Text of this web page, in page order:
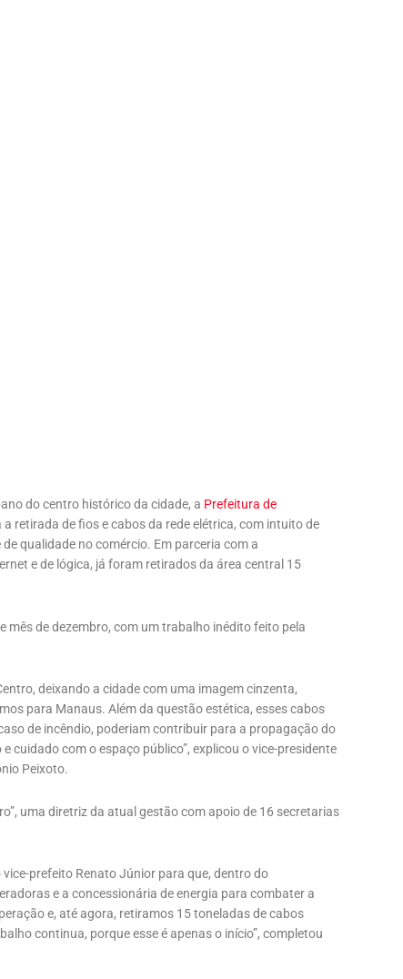
do centro histórico da cidade, a Prefeitura de
retirada de fios e cabos da rede elétrica, com intuito de
qualidade no comércio. Em parceria com a
e de lógica, já foram retirados da área central 15
mês de dezembro, com um trabalho inédito feito pela
deixando a cidade com uma imagem cinzenta,
para Manaus. Além da questão estética, esses cabos
de incêndio, poderiam contribuir para a propagação do
cuidado com o espaço público”, explicou o vice-presidente
Peixoto.
uma diretriz da atual gestão com apoio de 16 secretarias
prefeito Renato Júnior para que, dentro do
e a concessionária de energia para combater a
e, até agora, retiramos 15 toneladas de cabos
continua, porque esse é apenas o início”, completou